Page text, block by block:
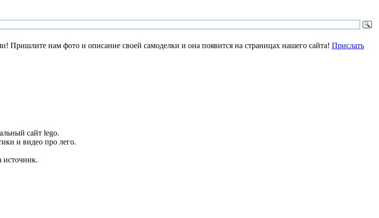
Пришлите нам фото и описание своей самоделки и она появится на страницах нашего сайта! Прислать
сайт lego.
и видео про лего.
источник.